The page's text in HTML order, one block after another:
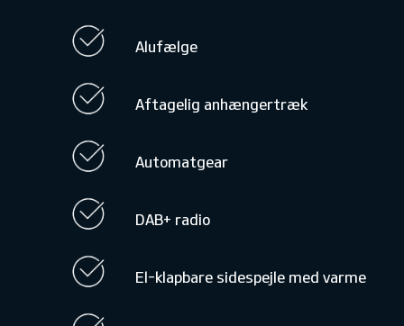
Alufælge
Aftagelig anhængertræk
Automatgear
DAB+ radio
El-klapbare sidespejle med varme